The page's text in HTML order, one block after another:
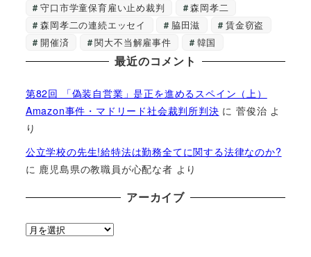
守口市学童保育雇い止め裁判
森岡孝二
森岡孝二の連続エッセイ
脇田滋
賃金窃盗
開催済
関大不当解雇事件 韓国
最近のコメント
第82回 「偽装自営業」是正を進めるスペイン（上）
Amazon事件・マドリード社会裁判所判決 に菅俊治 よ
り
公立学校の先生!給特法は勤務全てに関する法律なのか?
に 鹿児島県の教職員が心配な者 より
アーカイブ
ア